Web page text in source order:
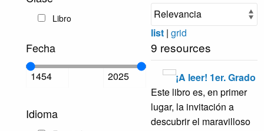
Libro
Fecha
Idioma
list | grid
9 resources
¡A leer! 1er. Grado
Este libro es, en primer
lugar, la invitación a
descubrir el maravilloso